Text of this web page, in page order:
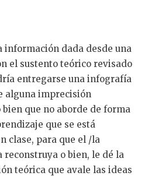
información dada desde una
el sustento teórico revisado
entregarse una infografía
alguna imprecisión
bien que no aborde de forma
que se está
clase, para que el /la
reconstruya o bien, le dé la
teórica que avale las ideas